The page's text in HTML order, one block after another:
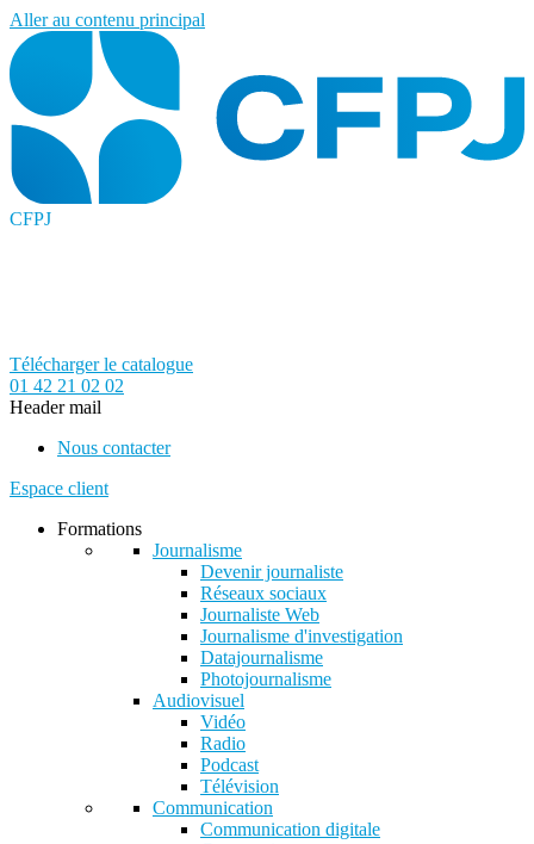
Aller au contenu principal
CFPJ
Télécharger le catalogue
01 42 21 02 02
Header mail
Nous contacter
Espace client
Formations
Journalisme
Devenir journaliste
Réseaux sociaux
Journaliste Web
Journalisme d'investigation
Datajournalisme
Photojournalisme
Audiovisuel
Vidéo
Radio
Podcast
Télévision
Communication
Communication digitale